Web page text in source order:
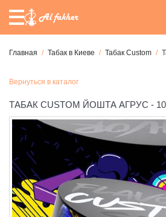
Главная Табак в Киеве Табак Custom
Вернуться в каталог
ТАБАК CUSTOM ЙОШТА АГРУС -